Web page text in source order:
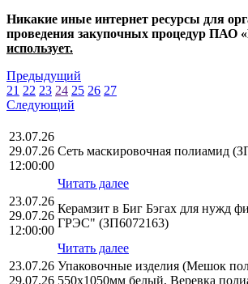
Никакие иные интернет ресурсы для
проведения закупочных процедур ПАО
использует.
Предыдущий
21 22 23 24 25 26 27
Следующий
23.07.26
29.07.26
12:00:00
Сеть маскировочная полиамид
Читать далее
23.07.26
29.07.26
12:00:00
Керамзит в Биг Бэгах для нужд
ГРЭС" (ЗП6072163)
Читать далее
23.07.26
29.07.26
Упаковочные изделия (Мешок
550х1050мм белый, Веревка